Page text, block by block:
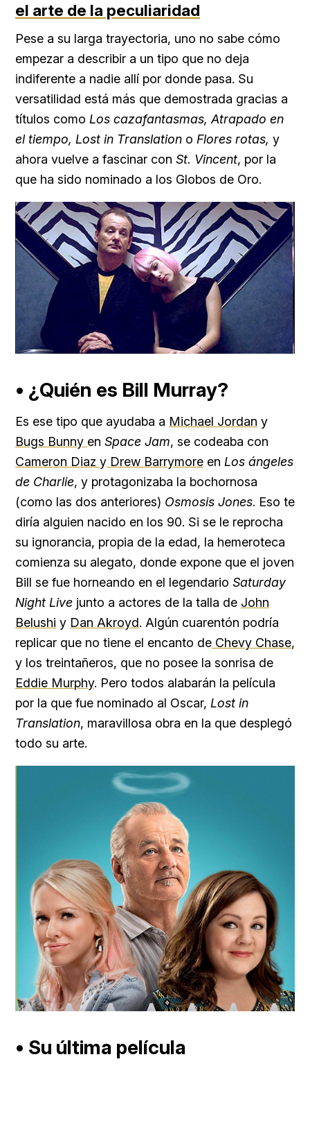
el arte de la peculiaridad
Pese a su larga trayectoria, uno no sabe cómo
empezar a describir a un tipo que no deja
indiferente a nadie allí por donde pasa. Su
versatilidad está más que demostrada gracias a
títulos como Los cazafantasmas, Atrapado en
el tiempo, Lost in Translation o Flores rotas, y
ahora vuelve a fascinar con St. Vincent, por la
que ha sido nominado a los Globos de Oro.
• ¿Quién es Bill Murray?
Es ese tipo que ayudaba a Michael Jordan y
Bugs Bunny en Space Jam, se codeaba con
Cameron Diaz y Drew Barrymore en Los ángeles
de Charlie, y protagonizaba la bochornosa
(como las dos anteriores) Osmosis Jones. Eso te
diría alguien nacido en los 90. Si se le reprocha
su ignorancia, propia de la edad, la hemeroteca
comienza su alegato, donde expone que el joven
Bill se fue horneando en el legendario Saturday
Night Live junto a actores de la talla de John
Belushi y Dan Akroyd. Algún cuarentón podría
replicar que no tiene el encanto de Chevy Chase,
y los treintañeros, que no posee la sonrisa de
Eddie Murphy. Pero todos alabarán la película
por la que fue nominado al Oscar, Lost in
Translation, maravillosa obra en la que desplegó
todo su arte.
• Su última película